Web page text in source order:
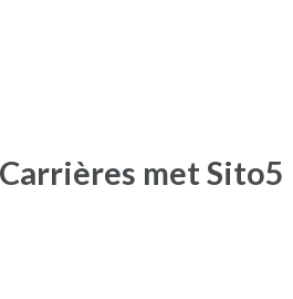
met Sito5